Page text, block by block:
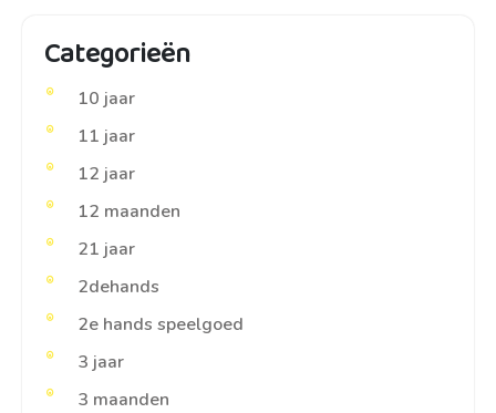
Categorieën
10 jaar
11 jaar
12 jaar
12 maanden
21 jaar
2dehands
2e hands speelgoed
3 jaar
3 maanden